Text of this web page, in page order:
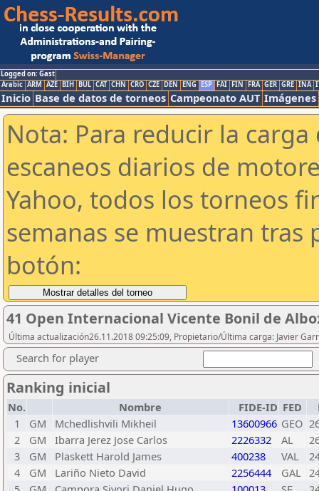
Logged on: Gast
Arabic ARM AZE BIH BUL CAT CHN CRO CZE DEN ENG ESP FAI FIN FRA GER GRE INA
Inicio Base de datos de torneos Campeonato AUT Imágenes
Nota: Para reducir la
escaneos diarios de
Yahoo, todos los torneos
semanas se muestran tras
botón:
41 Open Internacional Vicente Bonil de
Última actualización26.11.2018 09:25:09, Propietario/Última carga: Javier
Search for player
Ranking inicial
No. Nombre FIDE-ID FED
1
GM Mchedlishvili Mikheil 13600966 GEO
2
GM Ibarra Jerez Jose Carlos 2226332 AL
3
GM Plaskett Harold James 400238 VAL
4
GM Lariño Nieto David 2256444 GAL